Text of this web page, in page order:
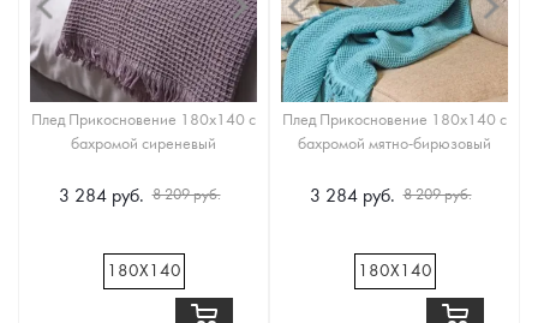
Плед Прикосновение 180x140 с
бахромой сиреневый
3 284 руб. 8 209 руб.
180Х140
Плед Прикосновение 180x140 с
бахромой мятно-бирюзовый
3 284 руб. 8 209 руб.
180Х140